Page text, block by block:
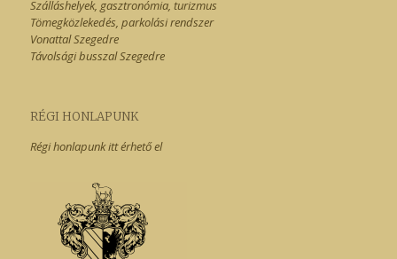
Szálláshelyek, gasztronómia, turizmus
Tömegközlekedés, parkolási rendszer
Vonattal Szegedre
Távolsági busszal Szegedre
RÉGI HONLAPUNK
Régi honlapunk itt érhető el